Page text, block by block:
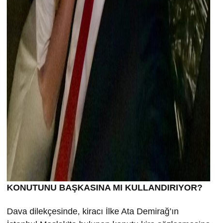
KONUTUNU BAŞKASINA MI KULLANDIRIYOR?
Dava dilekçesinde, kiracı İlke Ata Demirağ’ın